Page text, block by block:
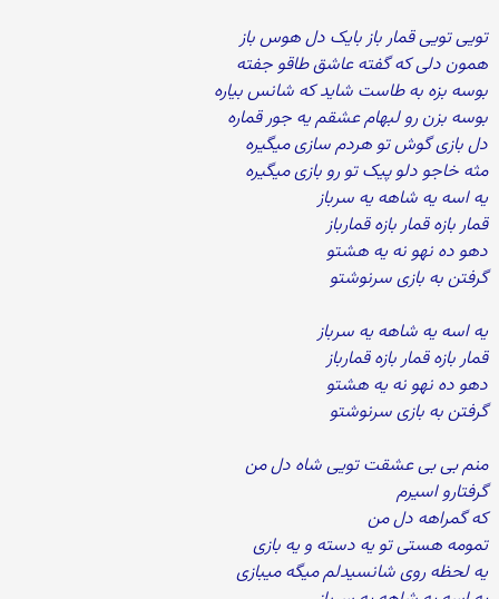
تویی تویی قمار باز بایک دل هوس باز
همون دلی که گفته عاشق طاقو جفته
بوسه بزه به طاست شاید که شانس بیاره
بوسه بزن رو لبهام عشقم یه جور قماره
دل بازی گوش تو هردم سازی میگیره
مثه خاجو دلو پیک تو رو بازی میگیره
یه اسه یه شاهه یه سرباز
قمار بازه قمار بازه قمارباز
دهو ده نهو نه یه هشتو
گرفتن به بازی سرنوشتو
یه اسه یه شاهه یه سرباز
قمار بازه قمار بازه قمارباز
دهو ده نهو نه یه هشتو
گرفتن به بازی سرنوشتو
منم بی بی عشقت تویی شاه دل من
گرفتارو اسیرم
که گمراهه دل من
تمومه هستی تو یه دسته و یه بازی
یه لحظه روی شانسیدلم میگه میبازی